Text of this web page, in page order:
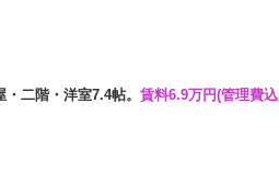
二階・洋室7.4帖。 賃料6.9万円(管理費込